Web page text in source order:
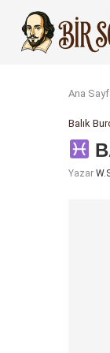
Ana
Balık
Yazar